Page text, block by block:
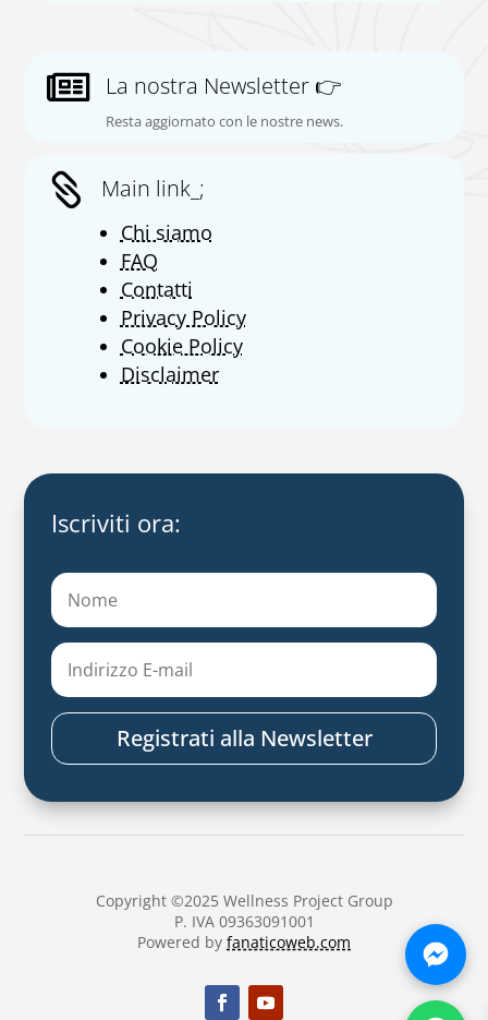
 La nostra Newsletter 👉
Resta aggiornato con le nostre news.
 Main link_;
Chi siamo
FAQ
Contatti
Privacy Policy
Cookie Policy
Disclaimer
Iscriviti ora:
Registrati alla Newsletter
Copyright ©2025 Wellness Project Group
P. IVA 09363091001
Powered by fanaticoweb.com